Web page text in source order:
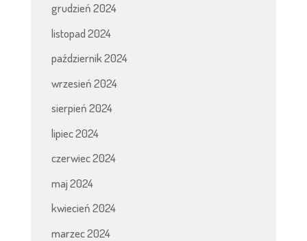
grudzień 2024
listopad 2024
październik 2024
wrzesień 2024
sierpień 2024
lipiec 2024
czerwiec 2024
maj 2024
kwiecień 2024
marzec 2024